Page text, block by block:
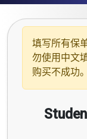
填写所有保
勿使用中文
购买不成功。